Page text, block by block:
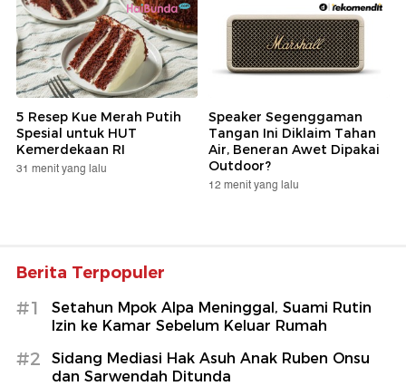
5 Resep Kue Merah Putih
Spesial untuk HUT
Kemerdekaan RI
31 menit yang lalu
Speaker Segenggaman
Tangan Ini Diklaim Tahan
Air, Beneran Awet Dipakai
Outdoor?
12 menit yang lalu
Berita Terpopuler
#1
Setahun Mpok Alpa Meninggal, Suami Rutin
Izin ke Kamar Sebelum Keluar Rumah
#2
Sidang Mediasi Hak Asuh Anak Ruben Onsu
dan Sarwendah Ditunda